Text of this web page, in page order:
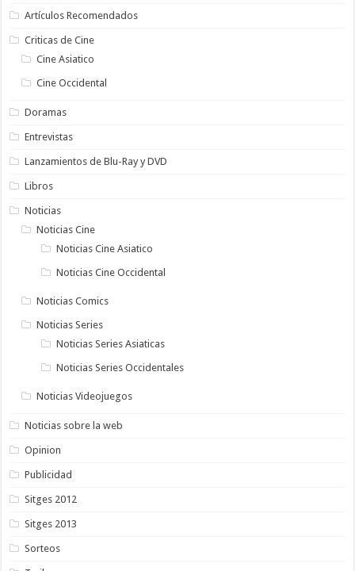
Artículos Recomendados
Criticas de Cine
Cine Asiatico
Cine Occidental
Doramas
Entrevistas
Lanzamientos de Blu-Ray y DVD
Libros
Noticias
Noticias Cine
Noticias Cine Asiatico
Noticias Cine Occidental
Noticias Comics
Noticias Series
Noticias Series Asiaticas
Noticias Series Occidentales
Noticias Videojuegos
Noticias sobre la web
Opinion
Publicidad
Sitges 2012
Sitges 2013
Sorteos